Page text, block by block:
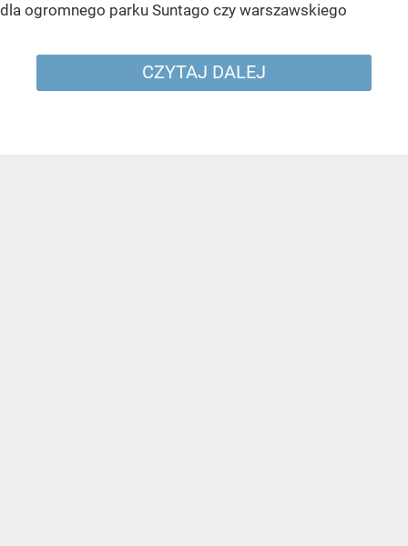
dla ogromnego parku Suntago czy warszawskiego
CZYTAJ DALEJ